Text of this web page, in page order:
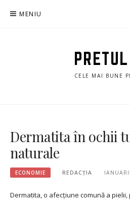
MENIU
CELE MAI BUNE
Dermatita în ochii
naturale
ECONOMIE REDACȚIA
Dermatita, o afecțiune comună a